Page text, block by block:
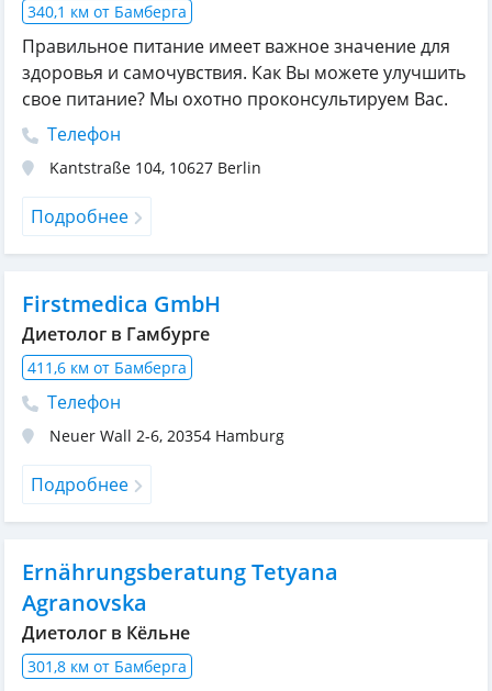
340,1 км от Бамберга
Правильное питание имеет важное значение для
здоровья и самочувствия. Как Вы можете улучшить
свое питание? Мы охотно проконсультируем Вас.
Телефон
Kantstraße 104, 10627 Berlin
Подробнее
Firstmedica GmbH
Диетолог в Гамбурге
411,6 км от Бамберга
Телефон
Neuer Wall 2-6, 20354 Hamburg
Подробнее
Ernährungsberatung Tetyana
Agranovska
Диетолог в Кёльне
301,8 км от Бамберга